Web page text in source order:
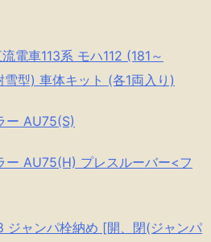
電車113系 モハ112 (181～
型) 車体キット (各1両入り)
ー AU75(S)
ー AU75(H) プレスルーバー<フ
ジャンパ栓納め [開、閉(ジャンパ